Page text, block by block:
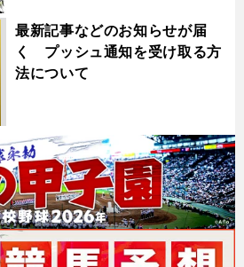
最新記事などのお知らせが届
く プッシュ通知を受け取る方
法について